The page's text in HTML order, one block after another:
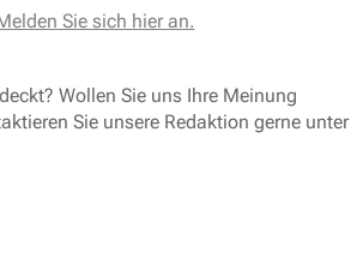
Sie sich hier an.
Wollen Sie uns Ihre Meinung
Sie unsere Redaktion gerne unter